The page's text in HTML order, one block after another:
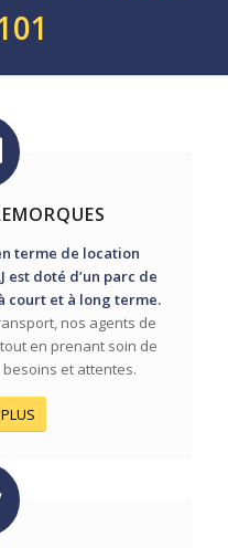
terme de location
est doté d’un parc de
court et à long terme.
nos agents de
en prenant soin de
et attentes.